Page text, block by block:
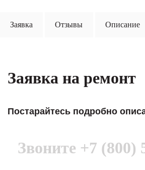
Заявка Отзывы Описание
Заявка на ремонт
Постарайтесь подробно
Звоните +7 (800)